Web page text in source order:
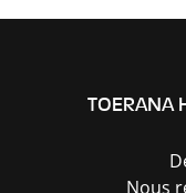
TOERANA
Nous